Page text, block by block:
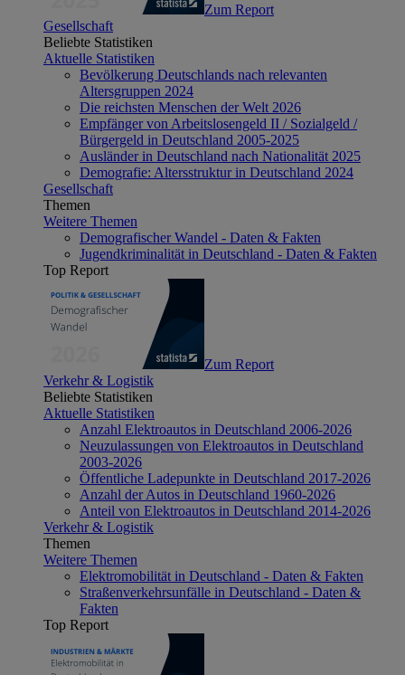
Zum Report
Gesellschaft
Beliebte Statistiken
Aktuelle Statistiken
Bevölkerung Deutschlands nach relevanten
Altersgruppen 2024
Die reichsten Menschen der Welt 2026
Empfänger von Arbeitslosengeld II / Sozialgeld /
Bürgergeld in Deutschland 2005-2025
Ausländer in Deutschland nach Nationalität 2025
Demografie: Altersstruktur in Deutschland 2024
Gesellschaft
Themen
Weitere Themen
Demografischer Wandel - Daten & Fakten
Jugendkriminalität in Deutschland - Daten & Fakten
Top Report
Zum Report
Verkehr & Logistik
Beliebte Statistiken
Aktuelle Statistiken
Anzahl Elektroautos in Deutschland 2006-2026
Neuzulassungen von Elektroautos in Deutschland
2003-2026
Öffentliche Ladepunkte in Deutschland 2017-2026
Anzahl der Autos in Deutschland 1960-2026
Anteil von Elektroautos in Deutschland 2014-2026
Verkehr & Logistik
Themen
Weitere Themen
Elektromobilität in Deutschland - Daten & Fakten
Straßenverkehrsunfälle in Deutschland - Daten &
Fakten
Top Report